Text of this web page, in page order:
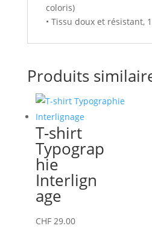
coloris)
• Tissu doux et résistant,
Produits
T-shirt
Typograp
hie
Interlign
age
CHF29.00